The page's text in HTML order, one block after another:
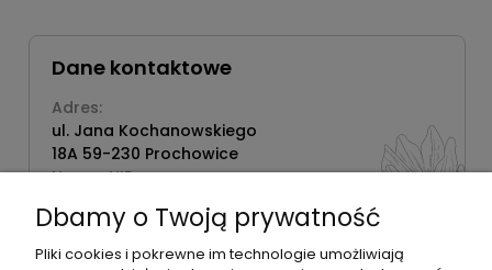
Dane kontaktowe
Adres:
ul. Jana Kochanowskiego
18A 59-230 Prochowice
Numer NIP:
Telefon:
518358020
Dbamy o Twoją prywatność
Pliki cookies i pokrewne im technologie umożliwiają